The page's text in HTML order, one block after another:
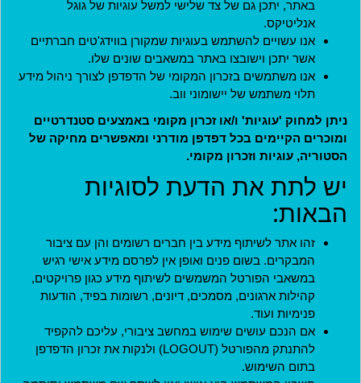
באתר, יתכן גם של צד שלישי למשל עוגיות של גוגל
אנליטיקס.
אנו עשויים להשתמש בעוגיות שמקורן בווידג'טים חברתיים
אשר יתכן וישובצו באתר במשאבים שונים שלו.
אנו משתמשים בזכרון המקומי של הדפדפן לצורך ניהול מידע
תלוי משתמש של יישומוני ווב.
ניתן למחוק 'עוגיות' ו/או זכרון מקומי באמצעים סטנדרטיים
ומוכרים הקיימים בכל דפדפן מודרני ומאפשרים מחיקה של
הסטוריה, עוגיות וזכרון מקומי.
יש לתת את הדעת לסוגיות
הבאות:
זהו אתר לשיתוף מידע בין חברים רשומים והן עם ציבור
המבקרים. בשום פנים ואופן אין לפרסם מידע אישי רגיש
במשאבי הפורטל המשמשים לשיתוף מידע כגון פרויקטים,
קהילות ארגונים, מסמכים, דיונים, רשומות בפיד, הודעות
פנימיות ועוד.
אם הנכם עושים שימוש במחשב ציבורי, עליכם להקפיד
להתנתק מהפורטל (LOGOUT) ולנקות את זכרון הדפדפן
בתום השימוש.
סיסמה*
קוד מנהל
למנהלים בלבד. משתמשים אחרים יכולים להתעלם משדה זה.
כניסה
הצטרפות
חידוש סיסמה